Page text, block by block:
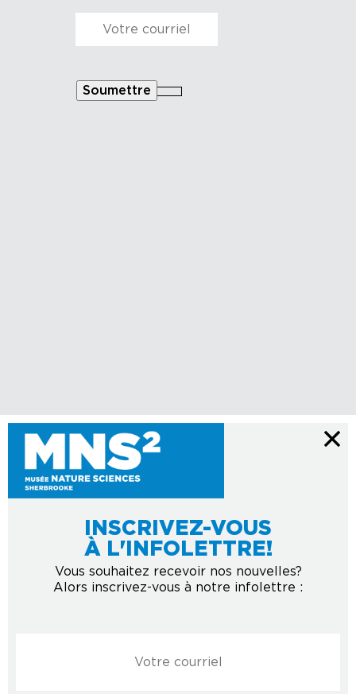
INSCRIVEZ-VOUS
À L'INFOLETTRE!
Vous souhaitez recevoir nos nouvelles?
Alors inscrivez-vous à notre infolettre :
Courriel *
Soumettre